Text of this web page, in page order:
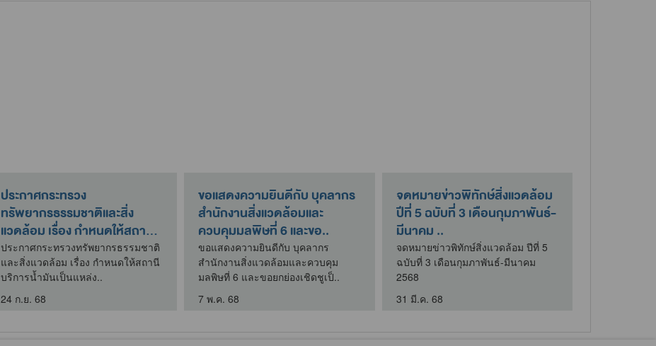
ประกาศกระทรวง
ทรัพยากรธรรมชาติและสิ่ง
แวดล้อม เรื่อง กำหนดให้สถานี
บริการ..
ประกาศกระทรวงทรัพยากรธรรมชาติ
และสิ่งแวดล้อม เรื่อง กำหนดให้สถานี
บริการน้ำมันเป็นแหล่ง..
24 ก.ย. 68
ขอแสดงความยินดีกับ บุคลากร
สำนักงานสิ่งแวดล้อมและ
ควบคุมมลพิษที่ 6 และขอ..
ขอแสดงความยินดีกับ บุคลากร
สำนักงานสิ่งแวดล้อมและควบคุม
มลพิษที่ 6 และขอยกย่องเชิดชูเป็..
7 พ.ค. 68
จดหมายข่าวพิทักษ์สิ่งแวดล้อม
ปีที่ 5 ฉบับที่ 3 เดือนกุมภาพันธ์-
มีนาคม ..
จดหมายข่าวพิทักษ์สิ่งแวดล้อม ปีที่ 5
ฉบับที่ 3 เดือนกุมภาพันธ์-มีนาคม
2568
31 มี.ค. 68